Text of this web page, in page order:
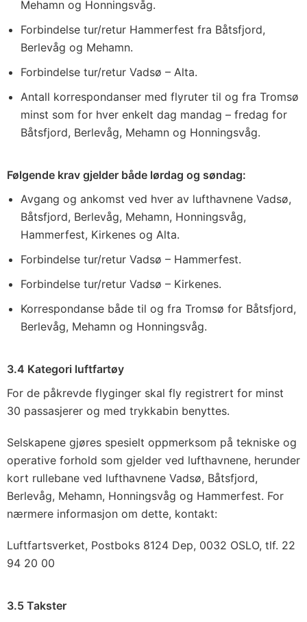
Mehamn og Honningsvåg.
Forbindelse tur/retur Hammerfest fra Båtsfjord,
Berlevåg og Mehamn.
Forbindelse tur/retur Vadsø – Alta.
Antall korrespondanser med flyruter til og fra Tromsø
minst som for hver enkelt dag mandag – fredag for
Båtsfjord, Berlevåg, Mehamn og Honningsvåg.
Følgende krav gjelder både lørdag og søndag:
Avgang og ankomst ved hver av lufthavnene Vadsø,
Båtsfjord, Berlevåg, Mehamn, Honningsvåg,
Hammerfest, Kirkenes og Alta.
Forbindelse tur/retur Vadsø – Hammerfest.
Forbindelse tur/retur Vadsø – Kirkenes.
Korrespondanse både til og fra Tromsø for Båtsfjord,
Berlevåg, Mehamn og Honningsvåg.
3.4 Kategori luftfartøy
For de påkrevde flyginger skal fly registrert for minst
30 passasjerer og med trykkabin benyttes.
Selskapene gjøres spesielt oppmerksom på tekniske og
operative forhold som gjelder ved lufthavnene, herunder
kort rullebane ved lufthavnene Vadsø, Båtsfjord,
Berlevåg, Mehamn, Honningsvåg og Hammerfest. For
nærmere informasjon om dette, kontakt:
Luftfartsverket, Postboks 8124 Dep, 0032 OSLO, tlf. 22
94 20 00
3.5 Takster